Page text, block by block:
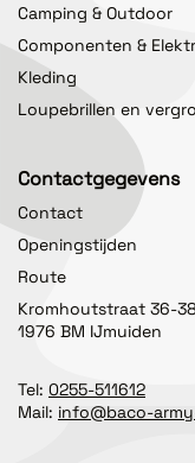
Camping & Outdoor
Componenten &
Kleding
Loupebrillen en
Contactgegevens
Contact
Openingstijden
Route
Kromhoutstraat 36-38
1976 BM IJmuiden
Tel: 0255-511612
Mail: info@baco-